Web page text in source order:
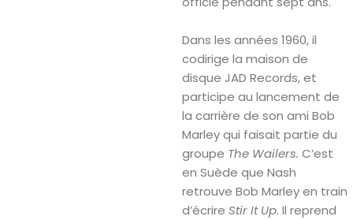
Dans les années 1960, il
codirige la maison de
disque JAD Records, et
participe au lancement de
la carrière de son ami Bob
Marley qui faisait partie du
groupe The Wailers. C’est
en Suède que Nash
retrouve Bob Marley en train
d’écrire Stir It Up. Il reprend